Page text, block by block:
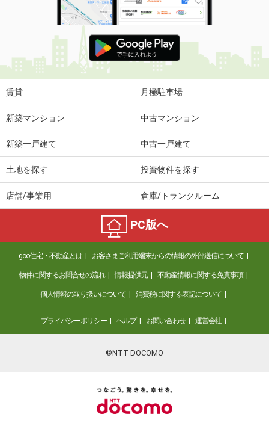
賃貸 月極駐車場
新築マンション 中古マンション
新築一戸建て 中古一戸建て
土地を探す 投資物件を探す
店舗/事業用 倉庫/トランクルーム
PC版へ
goo住宅・不動産とは お客さまご利用端末からの情報の外部送信について
物件に関するお問合せの流れ 情報提供元 不動産情報に関する免責事項
個人情報の取り扱いについて 消費税に関する表記について
プライバシーポリシー ヘルプ お問い合わせ 運営会社
©NTT DOCOMO